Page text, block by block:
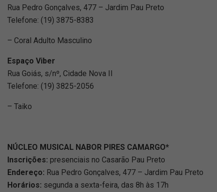
Rua Pedro Gonçalves, 477 – Jardim Pau Preto
Telefone: (19) 3875-8383
– Coral Adulto Masculino
Espaço Viber
Rua Goiás, s/nº, Cidade Nova II
Telefone: (19) 3825-2056
– Taiko
NÚCLEO MUSICAL NABOR PIRES CAMARGO*
Inscrições: presenciais no Casarão Pau Preto
Endereço: Rua Pedro Gonçalves, 477 – Jardim Pau Preto
Horários: segunda a sexta-feira, das 8h às 17h